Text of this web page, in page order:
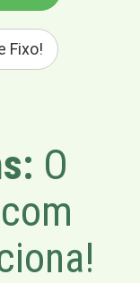
Fixo!
O